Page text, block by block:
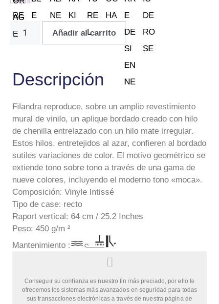
Añadir al carrito
Descripción
Filandra reproduce, sobre un amplio revestimiento
mural de vinilo, un aplique bordado creado con hilo
de chenilla entrelazado con un hilo mate irregular.
Estos hilos, entretejidos al azar, confieren al bordado
sutiles variaciones de color. El motivo geométrico se
extiende tono sobre tono a través de una gama de
nueve colores, incluyendo el moderno tono «moca».
Composición: Vinyle Intissé
Tipo de case: recto
Raport vertical: 64 cm / 25.2 Inches
Peso: 450 g/m ²
Mantenimiento :
Conseguir su confianza es nuestro fin más preciado, por ello le
ofrecemos los sistemas más avanzados en seguridad para todas
sus transacciones electrónicas a través de nuestra página de